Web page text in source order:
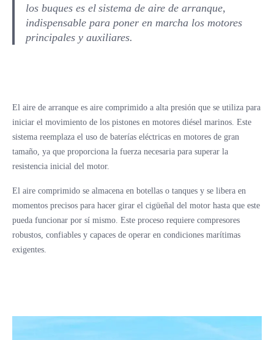
los buques es el sistema de aire de arranque,
indispensable para poner en marcha los motores
principales y auxiliares.
El aire de arranque es aire comprimido a alta presión que se utiliza para
iniciar el movimiento de los pistones en motores diésel marinos. Este
sistema reemplaza el uso de baterías eléctricas en motores de gran
tamaño, ya que proporciona la fuerza necesaria para superar la
resistencia inicial del motor.
El aire comprimido se almacena en botellas o tanques y se libera en
momentos precisos para hacer girar el cigüeñal del motor hasta que este
pueda funcionar por sí mismo. Este proceso requiere compresores
robustos, confiables y capaces de operar en condiciones marítimas
exigentes.